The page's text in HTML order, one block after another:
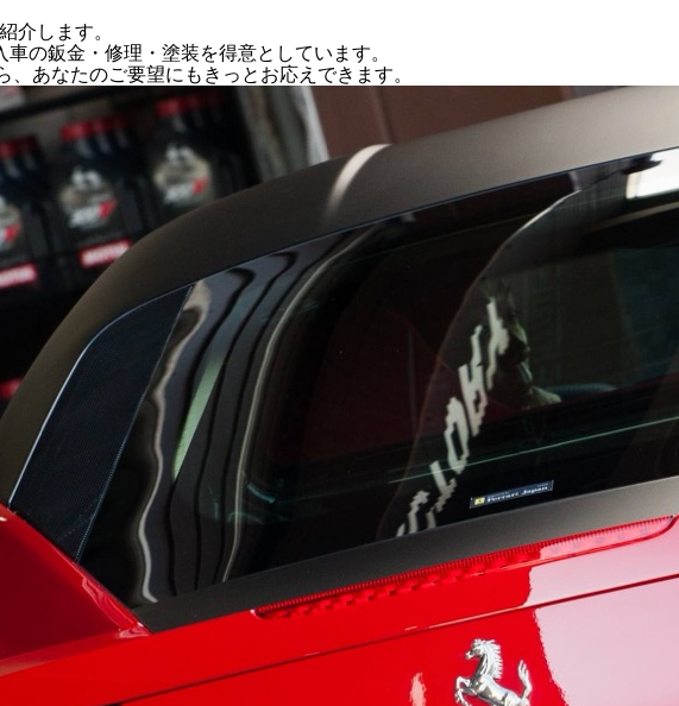
介します。
の鈑金・修理・塗装を得意としています。
あなたのご要望にもきっとお応えできます。